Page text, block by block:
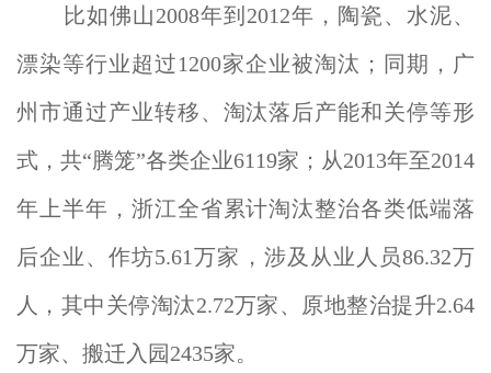
比如佛山2008年到2012年，陶瓷、水泥、
漂染等行业超过1200家企业被淘汰；同期，广
州市通过产业转移、淘汰落后产能和关停等形
式，共“腾笼”各类企业6119家；从2013年至2014
年上半年，浙江全省累计淘汰整治各类低端落
后企业、作坊5.61万家，涉及从业人员86.32万
人，其中关停淘汰2.72万家、原地整治提升2.64
万家、搬迁入园2435家。